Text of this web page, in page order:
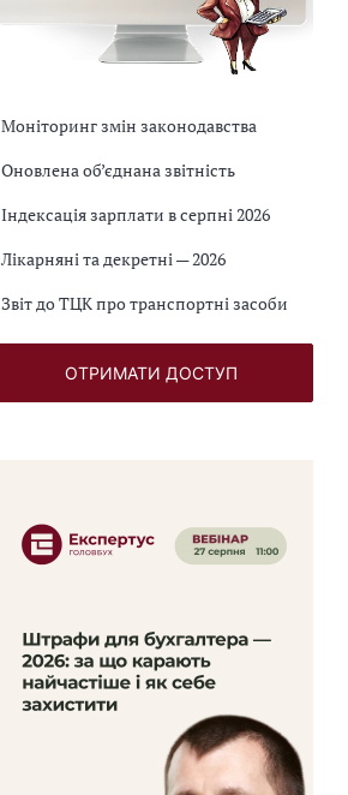
Моніторинг змін законодавства
Оновлена об’єднана звітність
Індексація зарплати в серпні 2026
Лікарняні та декретні — 2026
Звіт до ТЦК про транспортні засоби
ОТРИМАТИ ДОСТУП